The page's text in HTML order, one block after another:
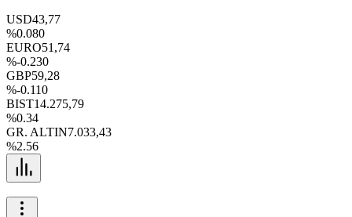
USD43,77
%0.080
EURO51,74
%-0.230
GBP59,28
%-0.110
BIST14.275,79
%0.34
GR. ALTIN7.033,43
%2.56